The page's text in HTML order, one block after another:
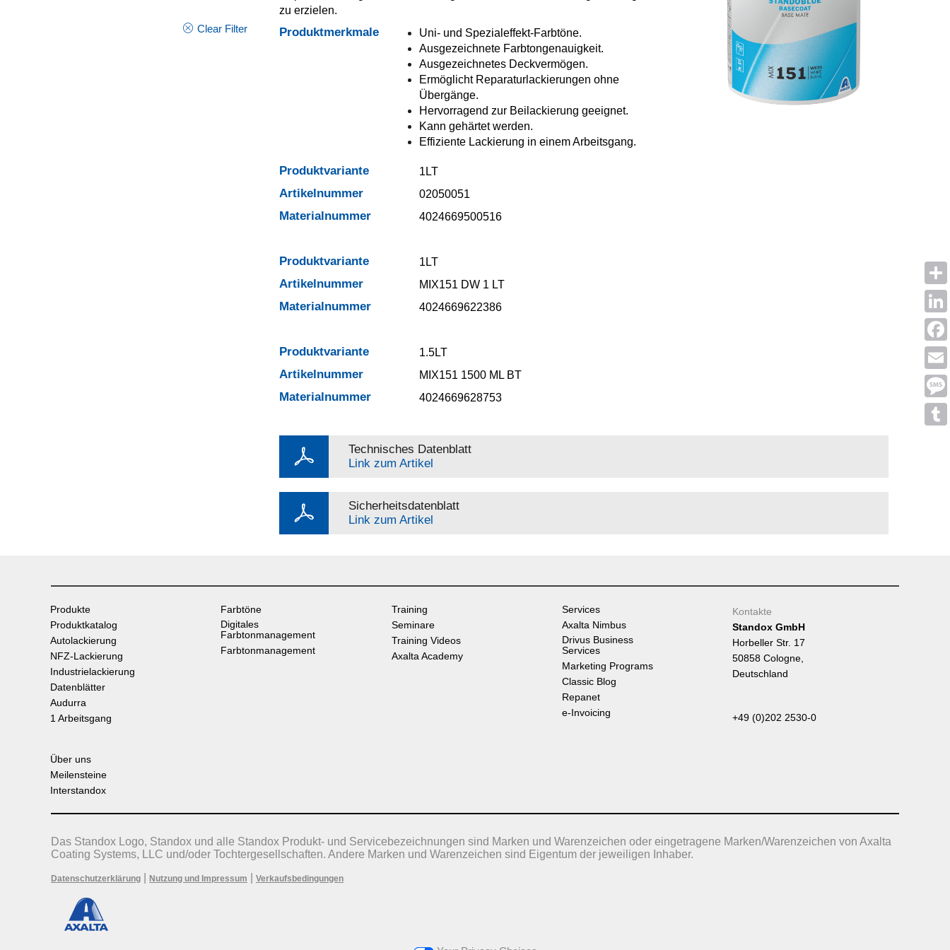
Email
Clear Filter
zu erzielen.
Produktmerkmale
Uni- und Spezialeffekt-Farbtöne.
Ausgezeichnete Farbtongenauigkeit.
Ausgezeichnetes Deckvermögen.
Ermöglicht Reparaturlackierungen ohne
Übergänge.
Hervorragend zur Beilackierung geeignet.
Kann gehärtet werden.
Effiziente Lackierung in einem Arbeitsgang.
Produktvariante 1LT
Artikelnummer 02050051
Materialnummer 4024669500516
Produktvariante 1LT
Artikelnummer MIX151 DW 1 LT
Materialnummer 4024669622386
Produktvariante 1.5LT
Artikelnummer MIX151 1500 ML BT
Materialnummer 4024669628753
Technisches Datenblatt
Link zum Artikel
Sicherheitsdatenblatt
Link zum Artikel
Produkte
Produktkatalog
Autolackierung
NFZ-Lackierung
Industrielackierung
Datenblätter
Audurra
1 Arbeitsgang
Farbtöne
Digitales
Farbtonmanagement
Farbtonmanagement
Training
Seminare
Training Videos
Axalta Academy
Services
Axalta Nimbus
Drivus Business
Services
Marketing Programs
Classic Blog
Repanet
e-Invoicing
Über uns
Meilensteine
Interstandox
Kontakte
Standox GmbH
Horbeller Str. 17
50858 Cologne,
Deutschland
+49 (0)202 2530-0
Das Standox Logo, Standox und alle Standox Produkt- und Servicebezeichnungen sind Marken und Warenzeichen oder eingetragene Marken/Warenzeichen von Axalta
Coating Systems, LLC und/oder Tochtergesellschaften. Andere Marken und Warenzeichen sind Eigentum der jeweiligen Inhaber.
Datenschutzerklärung Nutzung und Impressum Verkaufsbedingungen